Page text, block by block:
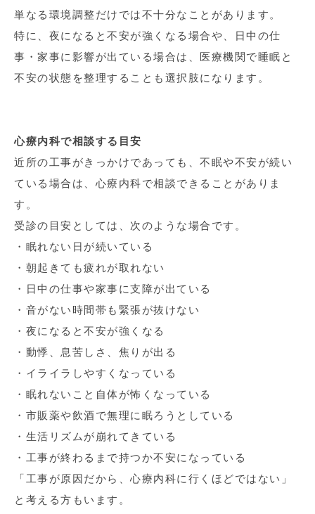
単なる環境調整だけでは不十分なことがあります。
特に、夜になると不安が強くなる場合や、日中の仕
事・家事に影響が出ている場合は、医療機関で睡眠と
不安の状態を整理することも選択肢になります。
心療内科で相談する目安
近所の工事がきっかけであっても、不眠や不安が続い
ている場合は、心療内科で相談できることがありま
す。
受診の目安としては、次のような場合です。
・眠れない日が続いている
・朝起きても疲れが取れない
・日中の仕事や家事に支障が出ている
・音がない時間帯も緊張が抜けない
・夜になると不安が強くなる
・動悸、息苦しさ、焦りが出る
・イライラしやすくなっている
・眠れないこと自体が怖くなっている
・市販薬や飲酒で無理に眠ろうとしている
・生活リズムが崩れてきている
・工事が終わるまで持つか不安になっている
「工事が原因だから、心療内科に行くほどではない」
と考える方もいます。